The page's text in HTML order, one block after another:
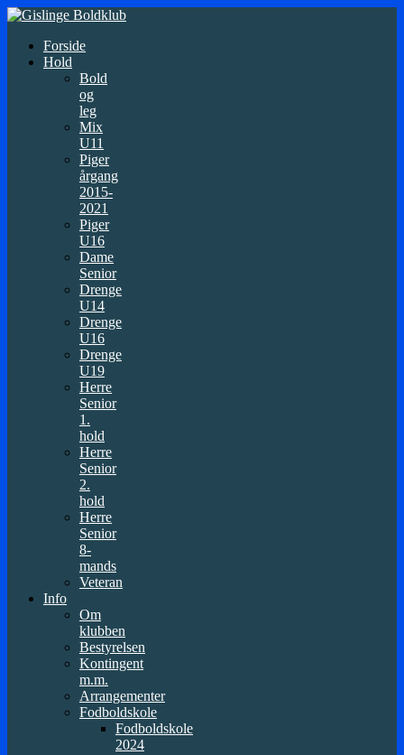
Forside
Hold
Bold
og
leg
Mix
U11
Piger
årgang
2015-
2021
Piger
U16
Dame
Senior
Drenge
U14
Drenge
U16
Drenge
U19
Herre
Senior
1.
hold
Herre
Senior
2.
hold
Herre
Senior
8-
mands
Veteran
Info
Om
klubben
Bestyrelsen
Kontingent
m.m.
Arrangementer
Fodboldskole
Fodboldskole
2024